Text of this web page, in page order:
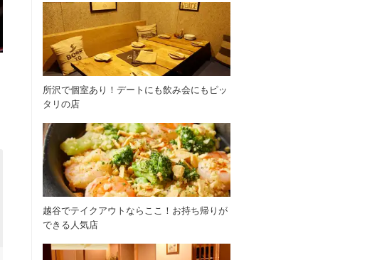
所沢で個室あり！デートにも飲み会にもピッ
タリの店
越谷でテイクアウトならここ！お持ち帰りが
できる人気店